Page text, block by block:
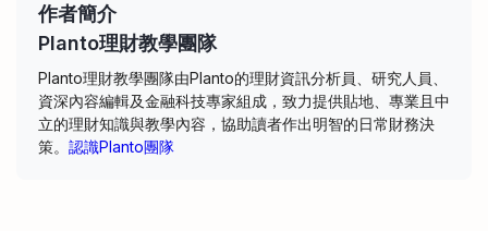
作者簡介
Planto理財教學團隊
Planto理財教學團隊由Planto的理財資訊分析員、研究人員、
資深內容編輯及金融科技專家組成，致力提供貼地、專業且中
立的理財知識與教學內容，協助讀者作出明智的日常財務決
策。 認識Planto團隊